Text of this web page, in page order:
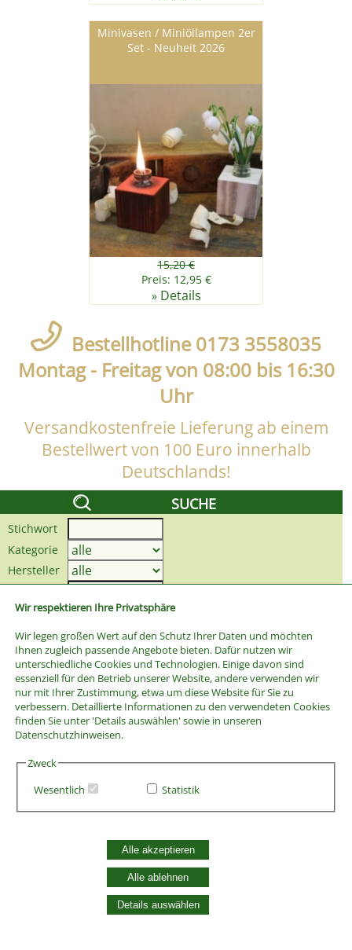
Wir respektieren Ihre Privatsphäre
Wir legen großen Wert auf den Schutz Ihrer Daten und möchten
Ihnen zugleich passende Angebote bieten. Dafür nutzen wir
unterschiedliche Cookies und Technologien. Einige davon sind
essenziell für den Betrieb unserer Website, andere verwenden wir
nur mit Ihrer Zustimmung, etwa um diese Website für Sie zu
verbessern. Detaillierte Informationen zu den verwendeten Cookies
finden Sie unter 'Details auswählen' sowie in unseren
Datenschutzhinweisen.
Zweck
Wesentlich
Statistik
Alle akzeptieren
Alle ablehnen
Details auswählen
Minivasen / Miniöllampen 2er
Set - Neuheit 2026
15,20 €
Preis: 12,95 €
» Details
Bestellhotline 0173 3558035
Montag - Freitag von 08:00 bis 16:30
Uhr
Versandkostenfreie Lieferung ab einem
Bestellwert von 100 Euro innerhalb
Deutschlands!
SUCHE
Stichwort
Kategorie
Hersteller
Widerrufsbelehrung
Vertrag widerrufen
Datenschutzerklärung
Zahlung und Versand
Batterieentsorgung